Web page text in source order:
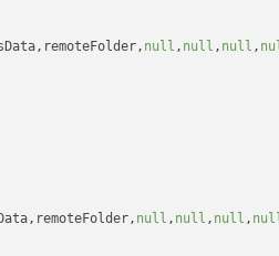
null , null , null ,
null , null , null ,